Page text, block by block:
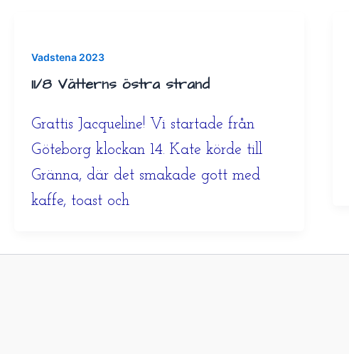
Vadstena 2023
11/8 Vätterns östra strand
Grattis Jacqueline! Vi startade från
Göteborg klockan 14. Kate körde till
Gränna, där det smakade gott med
kaffe, toast och